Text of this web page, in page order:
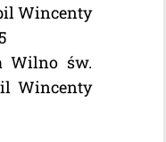
Wincenty
Wilno św.
Wincenty